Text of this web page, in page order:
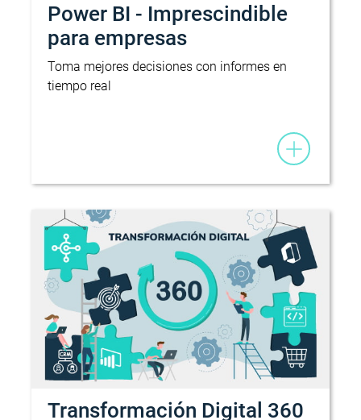
Power BI - Imprescindible
para empresas
Toma mejores decisiones con informes en
tiempo real
Transformación Digital 360